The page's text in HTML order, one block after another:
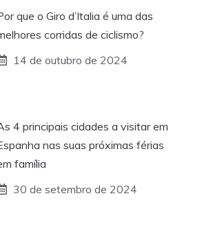
que o Giro d’Italia é uma das
corridas de ciclismo?
14 de outubro de 2024
4 principais cidades a visitar em
nas suas próximas férias
família
30 de setembro de 2024